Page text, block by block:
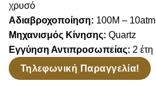
χρυσό
Αδιαβροχοποίηση: 100M – 10atm
Μηχανισμός Κίνησης: Quartz
Εγγύηση Αντιπροσωπείας: 2 έτη
Τηλεφωνική Παραγγελία!